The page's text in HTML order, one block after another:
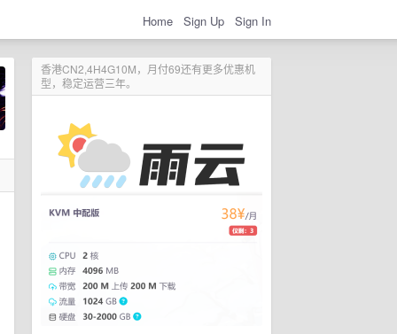
Home Sign Up Sign In
香港CN2,4H4G10M，月付69还有更多优惠机
型，稳定运营三年。